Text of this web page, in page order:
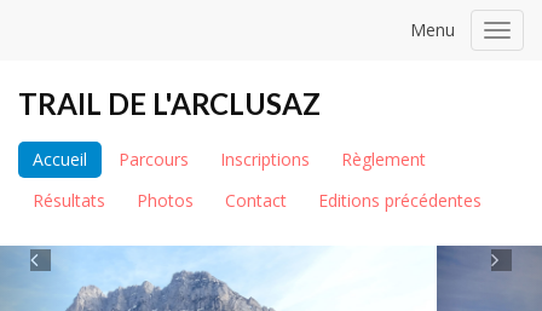
Menu
TRAIL DE L'ARCLUSAZ
Accueil Parcours Inscriptions
Règlement
Résultats
Photos Contact Editions précédentes
Previous